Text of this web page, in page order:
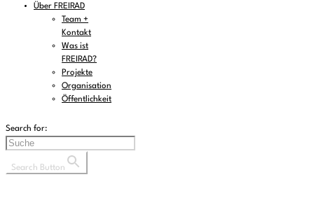
Über FREIRAD
Team +
Kontakt
Was ist
FREIRAD?
Projekte
Organisation
Öffentlichkeit
Search for:
Search Button